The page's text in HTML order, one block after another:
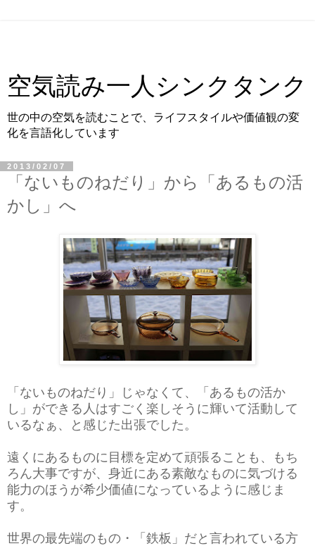
空気読み一人シンクタンク
世の中の空気を読むことで、ライフスタイルや価値観の変
化を言語化しています
2013/02/07
「ないものねだり」から「あるもの活
かし」へ
「ないものねだり」じゃなくて、「あるもの活か
し」ができる人はすごく楽しそうに輝いて活動して
いるなぁ、と感じた出張でした。
遠くにあるものに目標を定めて頑張ることも、もち
ろん大事ですが、身近にある素敵なものに気づける
能力のほうが希少価値になっているように感じま
す。
世界の最先端のもの・「鉄板」だと言われている方